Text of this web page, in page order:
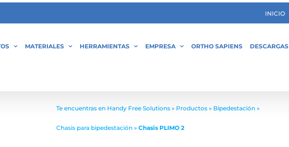
INICIO
MATERIALES HERRAMIENTAS EMPRESA ORTHO SAPIENS DESCARGAS
Te encuentras en Handy Free Solutions » Productos » Bipedestación »
Chasis para bipedestación »Chasis PLIMO 2